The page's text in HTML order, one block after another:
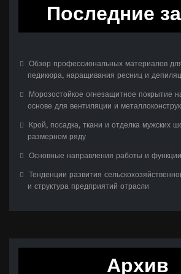
Последние
Обзор профессиональных материалов
педикюра, наращивания ресниц и
Морозостойкое огнезащитное покрытие
основе для вентиляции и
Крой, посадка, ткани и отделка мужских
размерном ряду
Основные направления работы и функции
Тенденции развития
и структура предприятий отрасли
Архив